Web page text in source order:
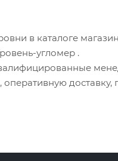
в каталоге
угломер .